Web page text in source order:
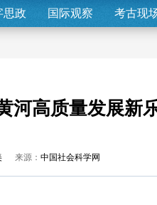
思政 国际观察 考古现
河高质量发展新
来源： 中国社会科学网